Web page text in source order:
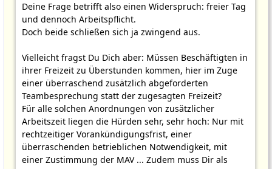
Deine Frage betrifft also einen Widerspruch: freier Tag
und dennoch Arbeitspflicht.
Doch beide schließen sich ja zwingend aus.
Vielleicht fragst Du Dich aber: Müssen Beschäftigten in
ihrer Freizeit zu Überstunden kommen, hier im Zuge
einer überraschend zusätzlich abgeforderten
Teambesprechung statt der zugesagten Freizeit?
Für alle solchen Anordnungen von zusätzlicher
Arbeitszeit liegen die Hürden sehr, sehr hoch: Nur mit
rechtzeitiger Vorankündigungsfrist, einer
überraschenden betrieblichen Notwendigkeit, mit
einer Zustimmung der MAV ... Zudem muss Dir als